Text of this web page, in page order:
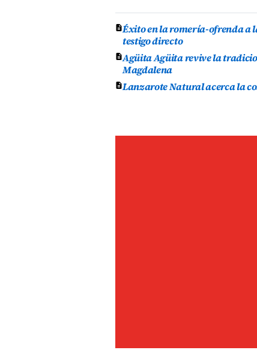
Éxito en la romería-ofrenda a
testigo directo
Agüita Agüita revive la
Magdalena
Lanzarote Natural acerca la